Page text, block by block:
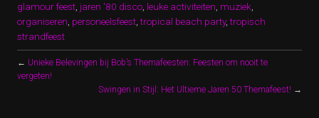
glamour feest jaren '80 disco leuke activiteiten muziek
organiseren personeelsfeest ,tropical beach party,tropisch
strandfeest
← Unieke Belevingen bij Bob’s Themafeesten: Feesten om nooit te
vergeten!
Swingen in Stijl: Het Ultieme Jaren 50 Themafeest! →